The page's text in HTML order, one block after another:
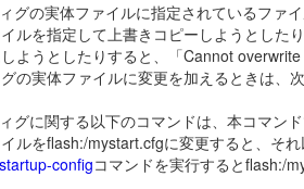
グの実体ファイルに指定されているファ
ルを指定して上書きコピーしようとした
ようとしたりすると、「Cannot
の実体ファイルに変更を加えるときは
グに関する以下のコマンドは、本コマン
ルをflash:/mystart.cfgに変更すると、そ
configコマンドを実行するとflash:/